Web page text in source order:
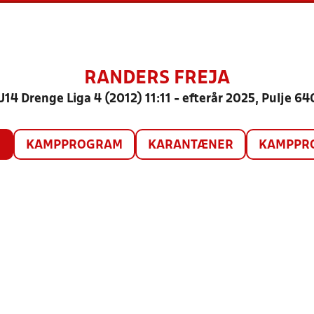
RANDERS FREJA
Drenge Liga 4 (2012) 11:11 - efterår 2025, Pulje
KAMPPROGRAM KARANTÆNER